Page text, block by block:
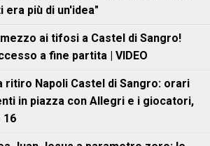
era più di un'idea"
ai tifosi a Castel di Sangro!
a fine partita | VIDEO
ritiro Napoli Castel di Sangro: orari
in piazza con Allegri e i giocatori,
16